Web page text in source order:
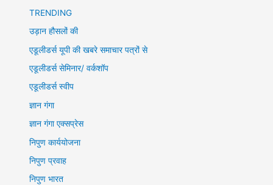
TRENDING
उड़ान हौसलों की
एडूलीडर्स यूपी की खबरे समाचार पत्रों से
एडूलीडर्स सेमिनार/ वर्कशॉप
एडूलीडर्स स्वीप
ज्ञान गंगा
ज्ञान गंगा एक्सप्रेस
निपुण कार्ययोजना
निपुण प्रवाह
निपुण भारत